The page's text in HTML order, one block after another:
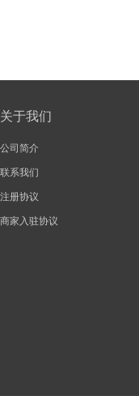
关于我们
公司简介
联系我们
注册协议
商家入驻协议